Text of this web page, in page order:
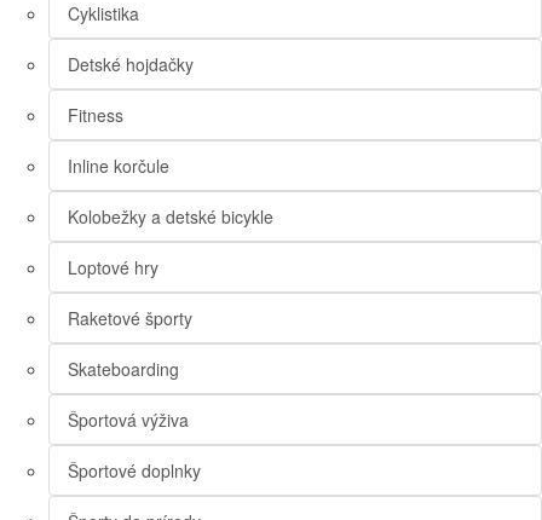
Cyklistika
Detské hojdačky
Fitness
Inline korčule
Kolobežky a detské bicykle
Loptové hry
Raketové športy
Skateboarding
Športová výživa
Športové doplnky